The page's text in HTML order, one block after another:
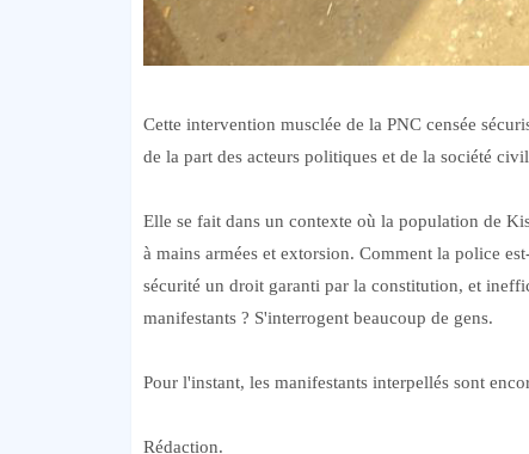
Cette intervention musclée de la PNC censée
de la part des acteurs politiques et de la société
Elle se fait dans un contexte où la population de
à mains armées et extorsion. Comment la police
sécurité un droit garanti par la constitution, et
manifestants ? S'interrogent beaucoup de gens.
Pour l'instant, les manifestants interpellés sont
Rédaction.